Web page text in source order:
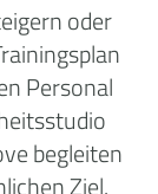
oder
Personal
begleiten
Ziel.